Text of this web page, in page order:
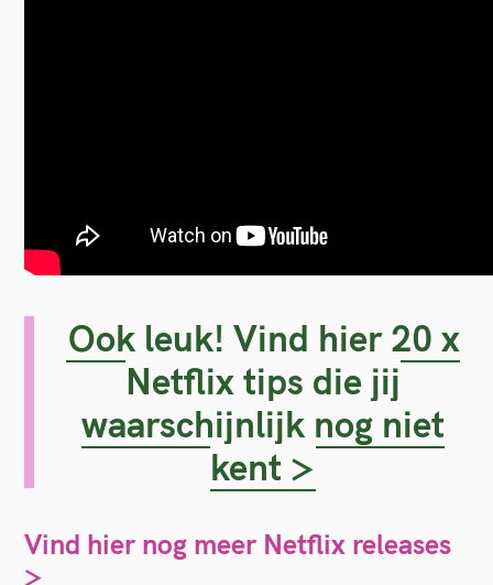
Ook leuk! Vind hier 20 x
Netflix tips die jij
waarschijnlijk nog niet
kent >
Vind hier nog meer Netflix releases
>